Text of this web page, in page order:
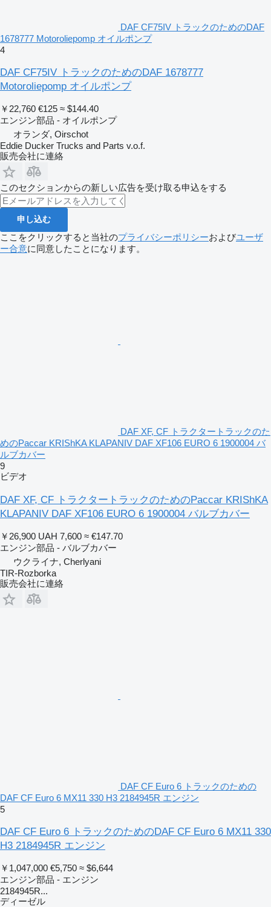
DAF CF75IV トラックのためのDAF
1678777 Motoroliepomp オイルポンプ
4
DAF CF75IV トラックのためのDAF 1678777
Motoroliepomp オイルポンプ
￥22,760 €125 ≈ $144.40
エンジン部品 - オイルポンプ
オランダ, Oirschot
Eddie Ducker Trucks and Parts v.o.f.
販売会社に連絡
このセクションからの新しい広告を受け取る申込をする
申し込む
ここをクリックすると当社のプライバシーポリシーおよびユーザ
ー合意に同意したことになります。
DAF XF, CF トラクタートラックのた
めのPaccar KRIShKA KLAPANIV DAF XF106 EURO 6 1900004 バ
ルブカバー
9
ビデオ
DAF XF, CF トラクタートラックのためのPaccar KRIShKA
KLAPANIV DAF XF106 EURO 6 1900004 バルブカバー
￥26,900 UAH 7,600 ≈ €147.70
エンジン部品 - バルブカバー
ウクライナ, Cherlyani
TIR-Rozborka
販売会社に連絡
DAF CF Euro 6 トラックのための
DAF CF Euro 6 MX11 330 H3 2184945R エンジン
5
DAF CF Euro 6 トラックのためのDAF CF Euro 6 MX11 330
H3 2184945R エンジン
￥1,047,000 €5,750 ≈ $6,644
エンジン部品 - エンジン
2184945R...
ディーゼル